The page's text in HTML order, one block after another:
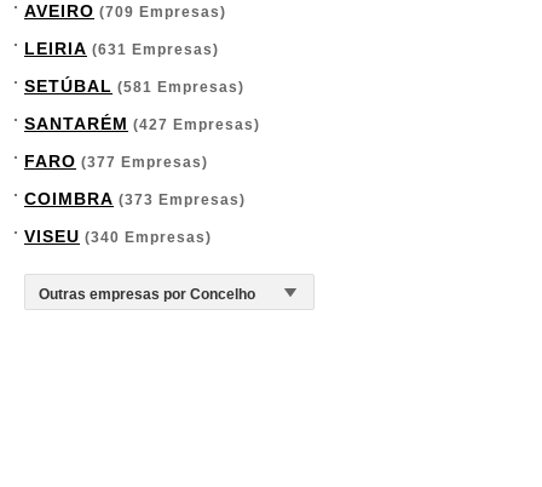
AVEIRO (709 Empresas)
LEIRIA (631 Empresas)
SETÚBAL (581 Empresas)
SANTARÉM (427 Empresas)
FARO (377 Empresas)
COIMBRA (373 Empresas)
VISEU (340 Empresas)